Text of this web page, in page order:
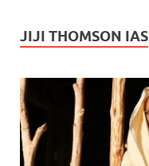
JIJI THOMSON IAS